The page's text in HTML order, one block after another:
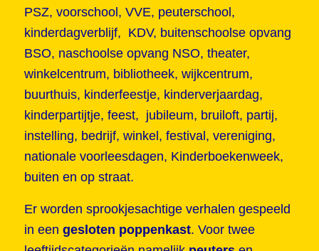
PSZ, voorschool, VVE, peuterschool,
kinderdagverblijf, KDV, buitenschoolse opvang
BSO, naschoolse opvang NSO, theater,
winkelcentrum, bibliotheek, wijkcentrum,
buurthuis, kinderfeestje, kinderverjaardag,
kinderpartijtje, feest, jubileum, bruiloft, partij,
instelling, bedrijf, winkel, festival, vereniging,
nationale voorleesdagen, Kinderboekenweek,
buiten en op straat.
Er worden sprookjesachtige verhalen gespeeld
in een gesloten poppenkast. Voor twee